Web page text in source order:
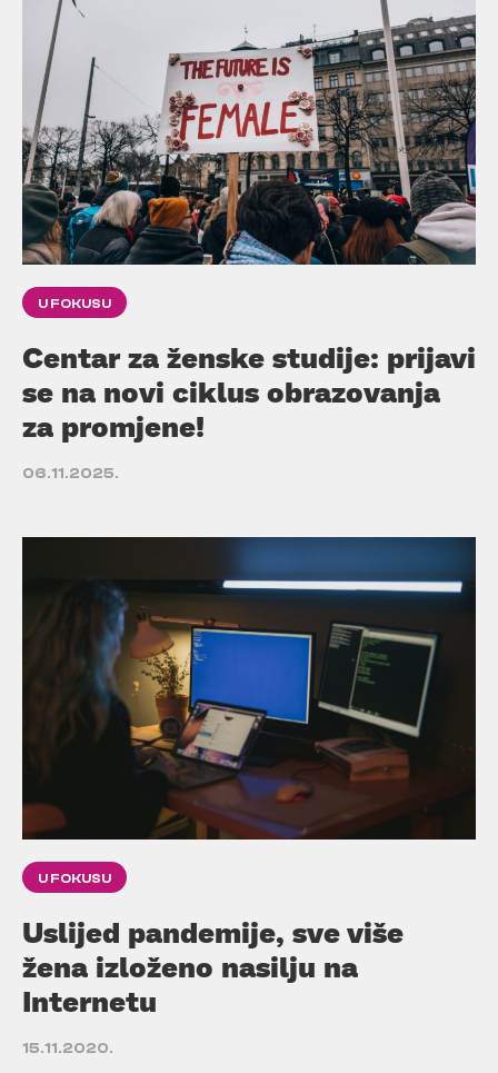
U FOKUSU
Centar za ženske studije: prijavi
se na novi ciklus obrazovanja
za promjene!
06.11.2025.
U FOKUSU
Uslijed pandemije, sve više
žena izloženo nasilju na
Internetu
15.11.2020.